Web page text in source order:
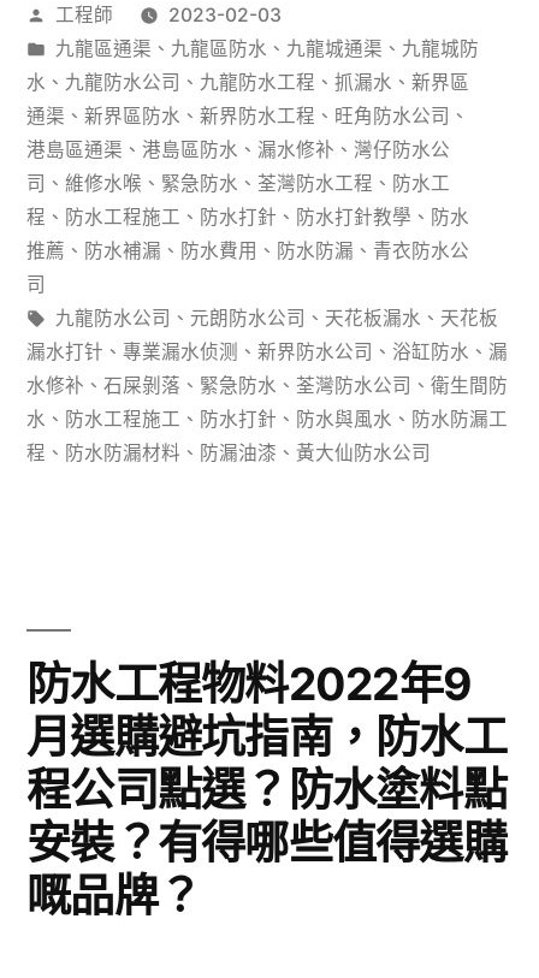
漏】
商
場
電
梯
廳
設
計
各
區
點
及
解
決
防
水
作
者：
工程師
2023-02-03
分
類：
九龍區通渠 、 九龍區防水 、 九龍城通渠 、 九龍城防
水 、 九龍防水公司 、 九龍防水工程 、 抓漏水 、 新界區
通渠 、 新界區防水 、 新界防水工程 、 旺角防水公司 、
港島區通渠 、 港島區防水 、 漏水修补 、 灣仔防水公
司 、 維修水喉 、 緊急防水 、 荃灣防水工程 、 防水工
程 、 防水工程施工 、 防水打針 、 防水打針教學 、 防水
推薦 、 防水補漏 、 防水費用 、 防水防漏 、 青衣防水公
司
標
籤:
九龍防水公司 、 元朗防水公司 、 天花板漏水 、 天花板
漏水打针 、 專業漏水侦测 、 新界防水公司 、 浴缸防水 、 漏
水修补 、 石屎剝落 、 緊急防水 、 荃灣防水公司 、 衛生間防
水 、 防水工程施工 、 防水打針 、 防水與風水 、 防水防漏工
程 、 防水防漏材料 、 防漏油漆 、 黃大仙防水公司
防水工程物料2022年9
月選購避坑指南，防水工
程公司點選？防水塗料點
安裝？有得哪些值得選購
嘅品牌？